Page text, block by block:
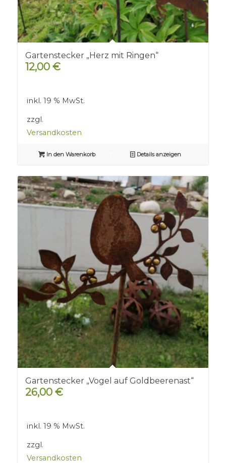
Gartenstecker „Herz mit Ringen“
12,00 €
inkl. 19 % MwSt.
zzgl.
Versandkosten
In den Warenkorb Details anzeigen
Gartenstecker „Vogel auf Goldbeerenast“
26,00 €
inkl. 19 % MwSt.
zzgl.
Versandkosten